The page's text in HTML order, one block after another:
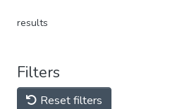
results
Filters
Reset filters